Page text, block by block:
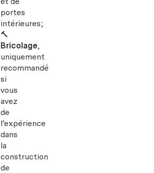
portes
intérieures;
🔨
Bricolage,
uniquement
recommandé
si
vous
avez
de
l’expérience
dans
la
construction
de